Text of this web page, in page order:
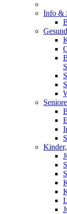
Info &